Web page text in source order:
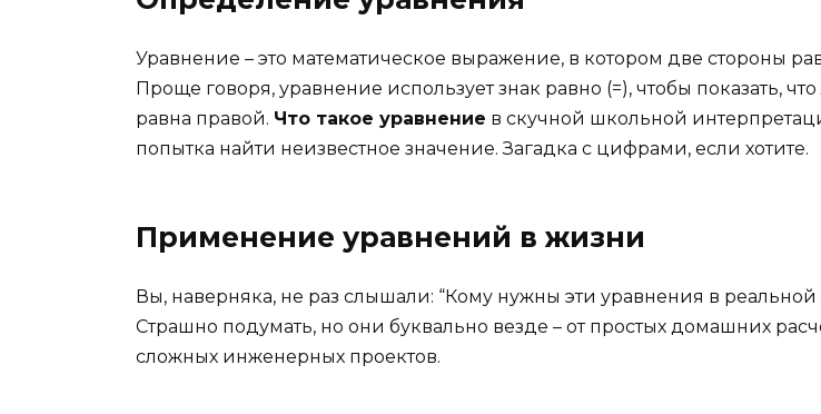
Уравнение – это математическое выражение, в котором две стороны
Проще говоря, уравнение использует знак равно (=), чтобы показать, что
равна правой. Что такое уравнение в скучной школьной
попытка найти неизвестное значение. Загадка с цифрами, если хотите.
Применение уравнений в жизни
Вы, наверняка, не раз слышали: “Кому нужны эти уравнения в
Страшно подумать, но они буквально везде – от простых домашних
сложных инженерных проектов.